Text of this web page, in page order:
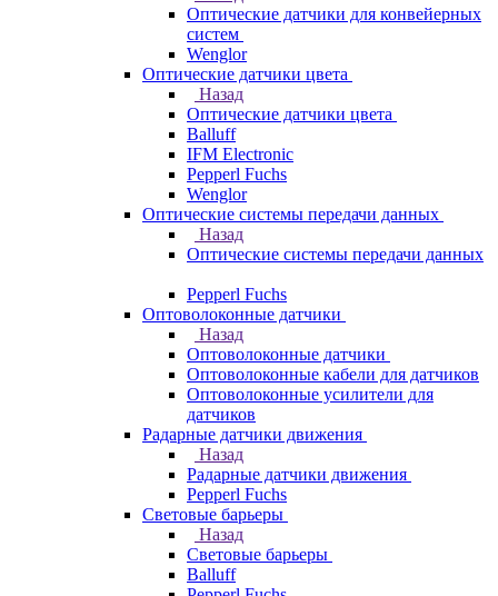
Оптические датчики для конвейерных
систем
Wenglor
Оптические датчики цвета
Назад
Оптические датчики цвета
Balluff
IFM Electronic
Pepperl Fuchs
Wenglor
Оптические системы передачи данных
Назад
Оптические системы передачи данных
Pepperl Fuchs
Оптоволоконные датчики
Назад
Оптоволоконные датчики
Оптоволоконные кабели для датчиков
Оптоволоконные усилители для
датчиков
Радарные датчики движения
Назад
Радарные датчики движения
Pepperl Fuchs
Световые барьеры
Назад
Световые барьеры
Balluff